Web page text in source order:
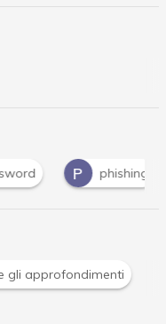
P phishing P
news in tempo